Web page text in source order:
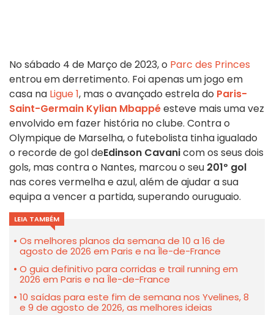
No sábado 4 de Março de 2023, o Parc des Princes
entrou em derretimento. Foi apenas um jogo em
casa na Ligue 1, mas o avançado estrela do Paris-
Saint-Germain Kylian Mbappéesteve mais uma vez
envolvido em fazer história no clube. Contra o
Olympique de Marselha, o futebolista tinha igualado
o recorde de gol deEdinson Cavanicom os seus dois
gols, mas contra o Nantes, marcou o seu 201º gol
nas cores vermelha e azul, além de ajudar a sua
equipa a vencer a partida, superando ouruguaio.
LEIA TAMBÉM
Os melhores planos da semana de 10 a 16 de
agosto de 2026 em Paris e na Île-de-France
O guia definitivo para corridas e trail running em
2026 em Paris e na Île-de-France
10 saídas para este fim de semana nos Yvelines, 8
e 9 de agosto de 2026, as melhores ideias